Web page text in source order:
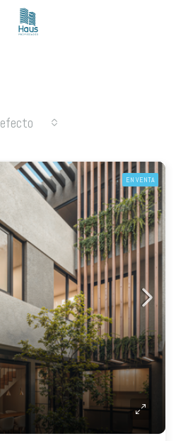
EN VENTA